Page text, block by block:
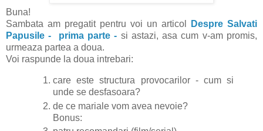
Buna!
Sambata am pregatit pentru voi un articol
Despre Salvati
Papusile - prima parte - si astazi, asa cum v-am promis,
urmeaza partea a doua.
Voi raspunde la doua intrebari:
care este structura provocarilor - cum si
unde se desfasoara?
de ce mariale vom avea nevoie?
Bonus: